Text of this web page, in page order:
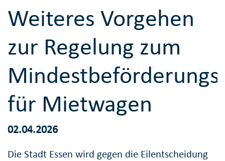
Weiteres Vorgehen
zur Regelung zum
für Mietwagen
02.04.2026
Die Stadt Essen wird gegen die Eilentscheidung